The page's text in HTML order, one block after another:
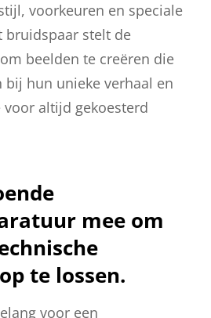
voorkeuren en speciale
bruidspaar stelt de
beelden te creëren die
bij hun unieke verhaal en
altijd gekoesterd
mee om
te lossen.
voor een